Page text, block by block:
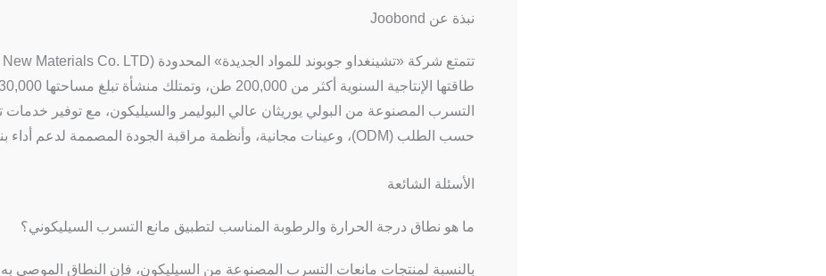
نبذة عن Joobond
حسب الطلب (ODM)، وعينات مجانية، وأنظمة مراقبة الجودة المصممة لدعم أداء بناء موثوق به.
الأسئلة الشائعة
ما هو نطاق درجة الحرارة والرطوبة المناسب لتطبيق مانع التسرب السيليكوني؟
بالنسبة لمنتجات مانعات التسرب المصنوعة من السيليكون، فإن النطاق الموصى